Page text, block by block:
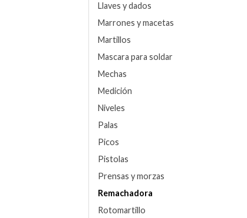
Llaves y dados
Marrones y macetas
Martillos
Mascara para soldar
Mechas
Medición
Niveles
Palas
Picos
Pistolas
Prensas y morzas
Remachadora
Rotomartillo